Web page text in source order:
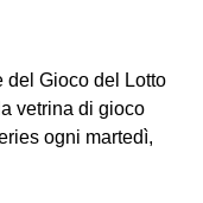
del Gioco del Lotto
vetrina di gioco
ogni martedì,